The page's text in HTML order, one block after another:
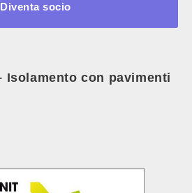
Diventa socio
Isolamento con pavimenti